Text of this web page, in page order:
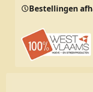
Bestellingen